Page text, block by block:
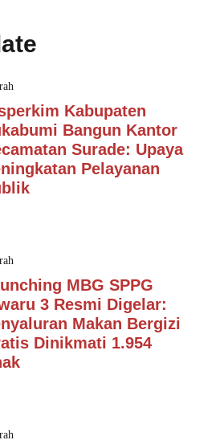
Kabupaten
Bangun Kantor
Surade: Upaya
Pelayanan
MBG SPPG
3 Resmi Digelar:
Makan Bergizi
Dinikmati 1.954